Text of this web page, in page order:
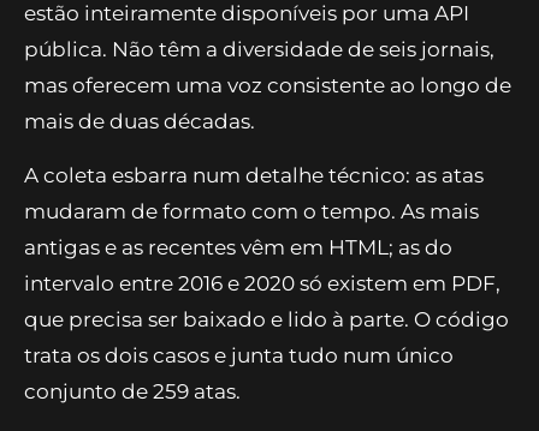
estão inteiramente disponíveis por uma API
pública. Não têm a diversidade de seis jornais,
mas oferecem uma voz consistente ao longo de
mais de duas décadas.
A coleta esbarra num detalhe técnico: as atas
mudaram de formato com o tempo. As mais
antigas e as recentes vêm em HTML; as do
intervalo entre 2016 e 2020 só existem em PDF,
que precisa ser baixado e lido à parte. O código
trata os dois casos e junta tudo num único
conjunto de 259 atas.